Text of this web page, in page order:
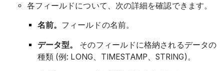
各フィールドについて、次の詳細を確認できます。
名前。 フィールドの名前。
データ型。 そのフィールドに格納されるデータの
種類 (例: LONG、TIMESTAMP、STRING)。